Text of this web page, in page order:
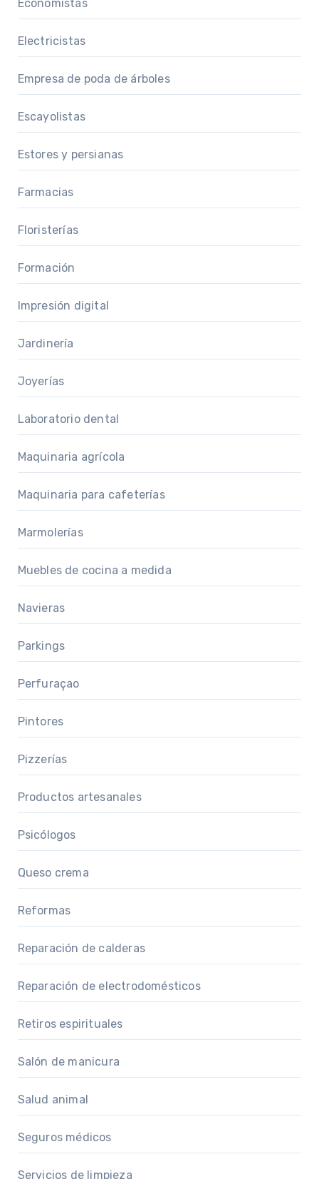
Economistas
Electricistas
Empresa de poda de árboles
Escayolistas
Estores y persianas
Farmacias
Floristerías
Formación
Impresión digital
Jardinería
Joyerías
Laboratorio dental
Maquinaria agrícola
Maquinaria para cafeterías
Marmolerías
Muebles de cocina a medida
Navieras
Parkings
Perfuraçao
Pintores
Pizzerías
Productos artesanales
Psicólogos
Queso crema
Reformas
Reparación de calderas
Reparación de electrodomésticos
Retiros espirituales
Salón de manicura
Salud animal
Seguros médicos
Servicios de limpieza